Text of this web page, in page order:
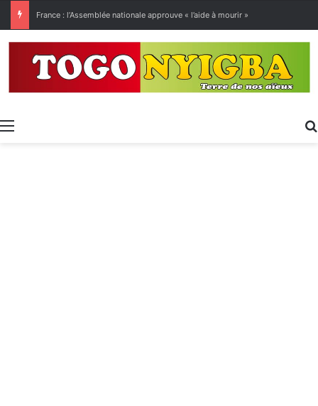
France : l’Assemblée nationale approuve « l’aide à mourir »
Menu